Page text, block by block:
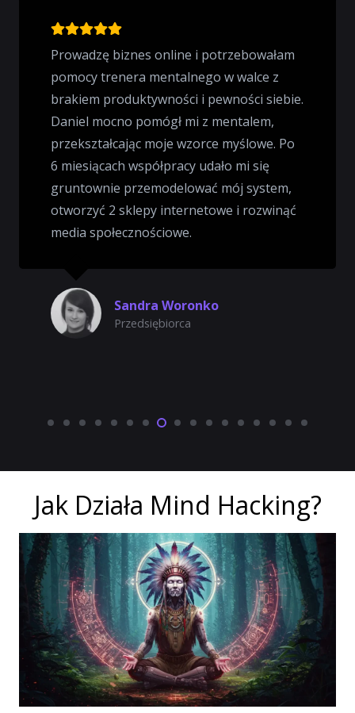
Prowadzę biznes online i potrzebowałam
pomocy trenera mentalnego w walce z
brakiem produktywności i pewności siebie.
Daniel mocno pomógł mi z mentalem,
przekształcając moje wzorce myślowe. Po
6 miesiącach współpracy udało mi się
gruntownie przemodelować mój system,
otworzyć 2 sklepy internetowe i rozwinąć
media społecznościowe.
Sandra Woronko
Przedsiębiorca
Jak Działa Mind Hacking?